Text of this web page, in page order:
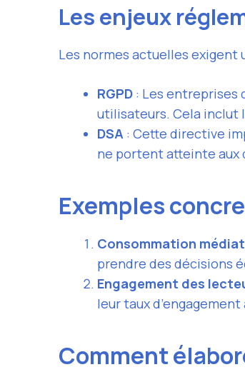
Les enjeux
Les normes actuelles exigent
RGPD : Les entreprises
utilisateurs. Cela inclut
DSA : Cette directive
ne portent atteinte aux
Exemples
Consommation
prendre des décisions
Engagement des
leur taux
Comment